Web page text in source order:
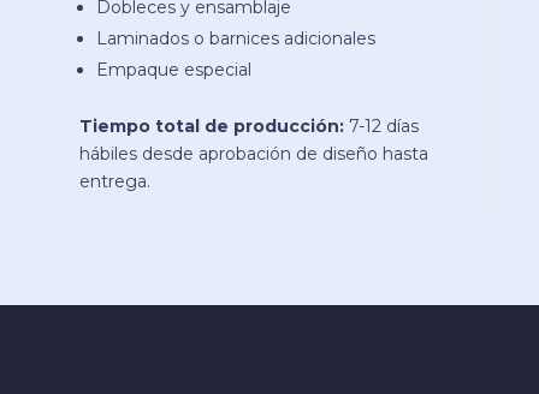
Dobleces y ensamblaje
Laminados o barnices adicionales
Empaque especial
Tiempo total de producción:7-12 días
hábiles desde aprobación de diseño hasta
entrega.